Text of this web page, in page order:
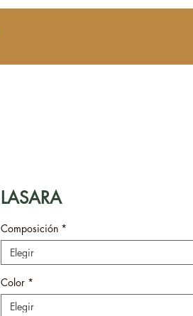
LASARA
Composición *
Elegir
Color *
Elegir